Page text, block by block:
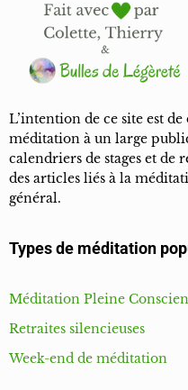
L’intention de ce site est
méditation à un large
calendriers de stages et de
des articles liés à la
général.
Types de méditation
Méditation Pleine
Retraites silencieuses
Week-end de méditation